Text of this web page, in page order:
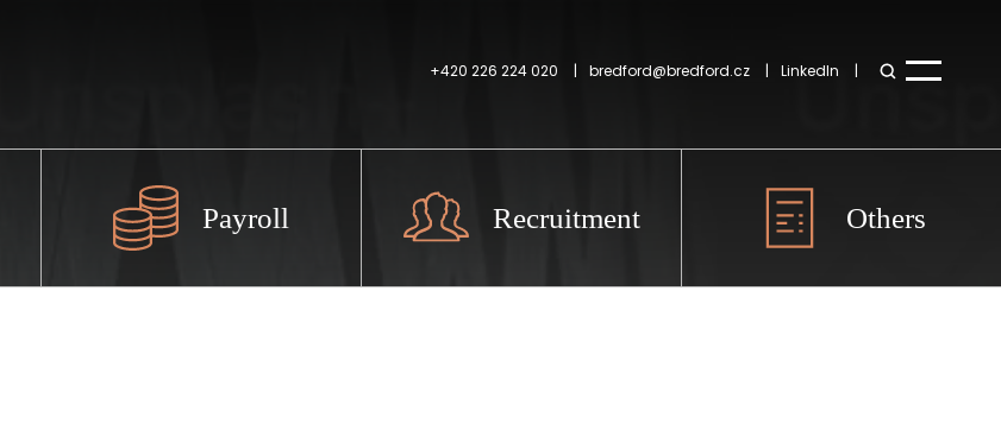
+420 226 224 020 bredford@bredford.cz LinkedIn
Payroll Recruitment Others